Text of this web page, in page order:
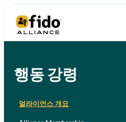
행동 강령
얼라이언스 개요